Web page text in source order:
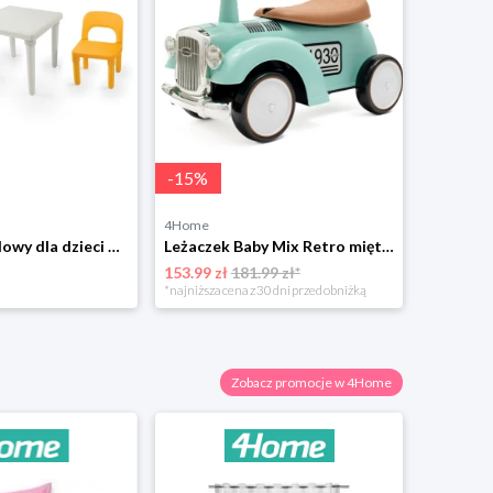
Zestaw ogrodowy dla dzieci Dolu stół i 2 krzesła 4-Home
-15%
4Home
Leżaczek Baby Mix Retro miętowy, 27 x 25 x 58 cm 4-Home
153.99 zł181.99 zł*
*najniższa cena z 30 dni przed obniżką
Zobacz promocje w 4Home